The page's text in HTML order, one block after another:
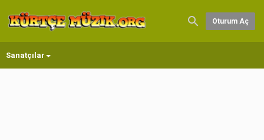
Oturum Aç
Sanatçılar